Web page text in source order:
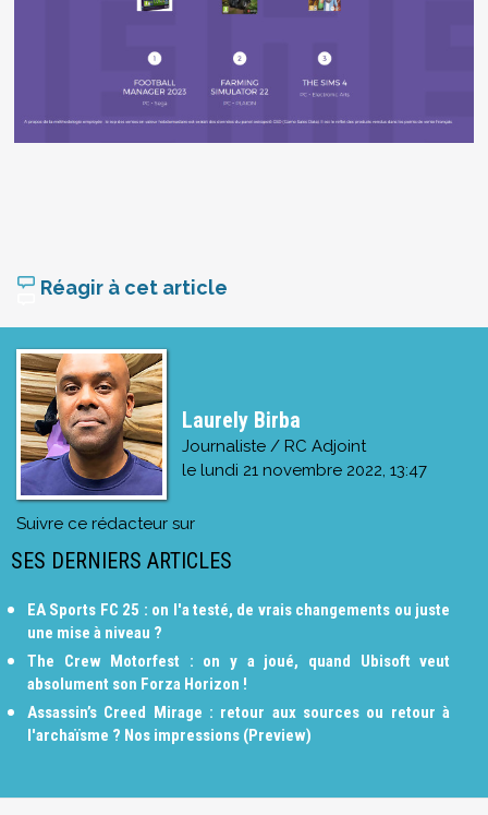
Réagir à cet article
Laurely Birba
Journaliste / RC Adjoint
le lundi 21 novembre 2022, 13:47
Suivre ce rédacteur sur
SES DERNIERS ARTICLES
EA Sports FC 25 : on l'a testé, de vrais changements ou juste
une mise à niveau ?
The Crew Motorfest : on y a joué, quand Ubisoft veut
absolument son Forza Horizon !
Assassin’s Creed Mirage : retour aux sources ou retour à
l'archaïsme ? Nos impressions (Preview)